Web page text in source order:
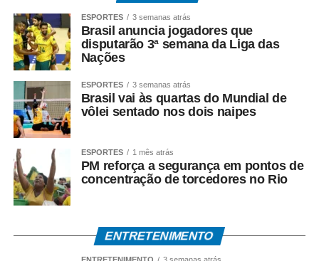
ESPORTES 3 semanas atrás
Brasil anuncia jogadores que
disputarão 3ª semana da Liga das
Nações
ESPORTES 3 semanas atrás
Brasil vai às quartas do Mundial de
vôlei sentado nos dois naipes
ESPORTES 1 mês atrás
PM reforça a segurança em pontos de
concentração de torcedores no Rio
ENTRETENIMENTO